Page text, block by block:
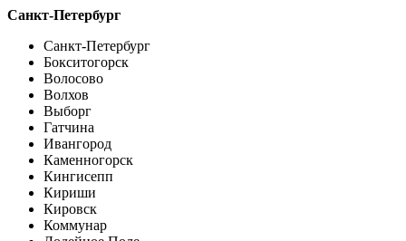
Санкт-Петербург
Санкт-Петербург
Бокситогорск
Волосово
Волхов
Выборг
Гатчина
Ивангород
Каменногорск
Кингисепп
Кириши
Кировск
Коммунар